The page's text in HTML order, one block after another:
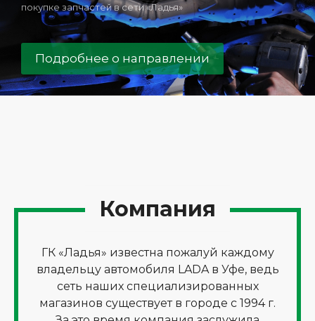
покупке запчастей в сети «Ладья»
Подробнее о направлении
Компания
ГК «Ладья» известна пожалуй каждому
владельцу автомобиля LADA в Уфе, ведь
сеть наших специализированных
магазинов существует в городе с 1994 г.